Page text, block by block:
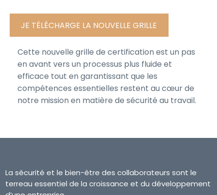
JE TÉLÉCHARGE LA NOUVELLE GRILLE
Cette nouvelle grille de certification est un pas
en avant vers un processus plus fluide et
efficace tout en garantissant que les
compétences essentielles restent au cœur de
notre mission en matière de sécurité au travail.
La sécurité et le bien-être des collaborateurs sont le
terreau essentiel de la croissance et du développement